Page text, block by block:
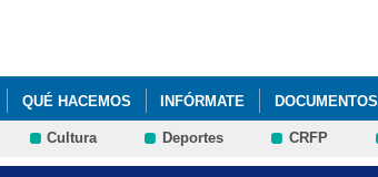
QUÉ HACEMOS INFÓRMATE DOCUMENTOS
Cultura Deportes CRFP